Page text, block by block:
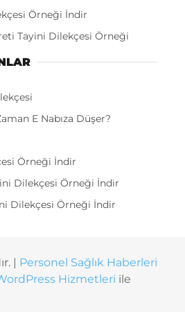
Örneği İndir
Tayini Dilekçesi Örneği
E Nabıza Düşer?
Örneği İndir
Dilekçesi Örneği İndir
Dilekçesi Örneği İndir
| Personel Sağlık Haberleri
Hizmetleri ile